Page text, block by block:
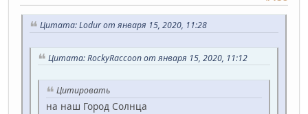
Цитата: Lodur от января 15, 2020, 11:28
Цитата: RockyRaccoon от января 15, 2020, 11:12
Цитировать
на наш Город Солнца